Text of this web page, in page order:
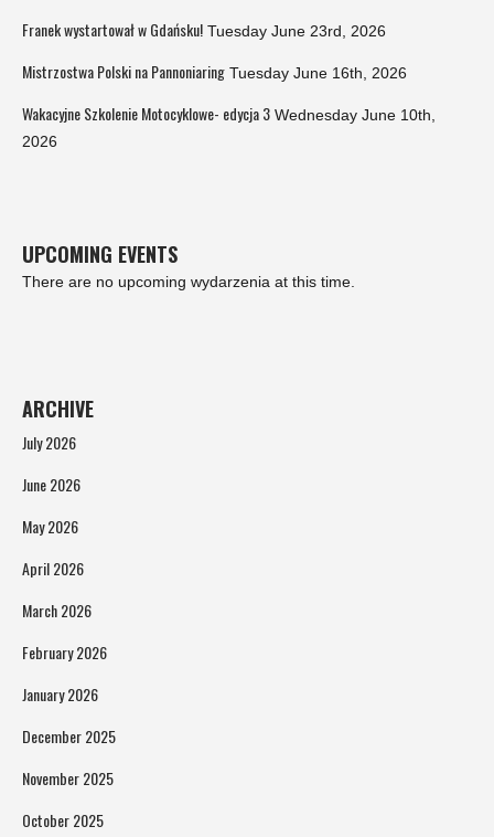
Franek wystartował w Gdańsku! Tuesday June 23rd, 2026
Mistrzostwa Polski na Pannoniaring Tuesday June 16th, 2026
Wakacyjne Szkolenie Motocyklowe- edycja 3 Wednesday June 10th,
2026
UPCOMING EVENTS
There are no upcoming wydarzenia at this time.
ARCHIVE
July 2026
June 2026
May 2026
April 2026
March 2026
February 2026
January 2026
December 2025
November 2025
October 2025